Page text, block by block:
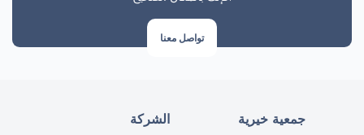
تواصل معنا
الشركة جمعية خيرية